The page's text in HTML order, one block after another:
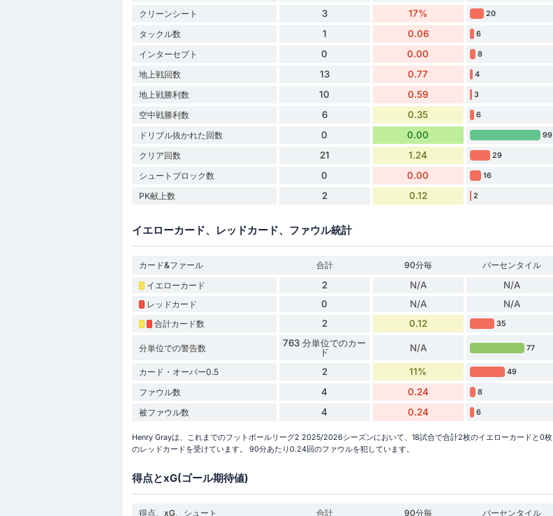
クリーンシート 3 17% 20
タックル数 1 0.06 6
インターセプト 0 0.00 8
地上戦回数 13 0.77 4
地上戦勝利数 10 0.59 3
空中戦勝利数 6 0.35 6
ドリブル抜かれた回数 0 0.00 99
クリア回数 21 1.24 29
シュートブロック数 0 0.00 16
PK献上数 2 0.12 2
イエローカード、レッドカード、ファウル統計
カード&ファール 合計 90分毎
パーセンタイル
イエローカード
2 N/A N/A
レッドカード 0 N/A N/A
合計カード数 2 0.12 35
分単位での警告数
763 分単位でのカー
ド
N/A 77
カード・オーバー0.5 2 11% 49
ファウル数 4 0.24 8
被ファウル数 4 0.24 6
Henry Grayは、これまでのフットボールリーグ2 2025/2026シーズンにおいて、18試合で合計2枚のイエローカードと0枚
のレッドカードを受けています。 90分あたり0.24回のファウルを犯しています。
得点とxG(ゴール期待値)
得点、xG、シュート 合計 90分毎
パーセンタイル